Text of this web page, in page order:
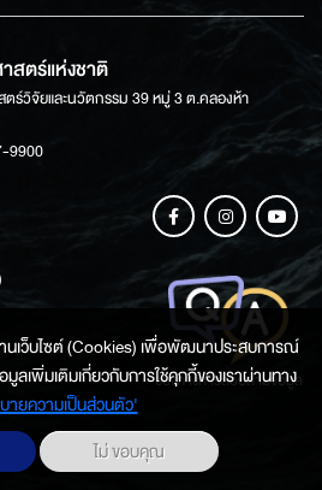
ตร์แห่งชาติ
ร์วิจัยและนวัตกรรม 39 หมู่ 3 ต.คลองห้า
9900
ช่องทางการสอบถามข้อมูล
านเว็บไซต์ (Cookies) เพื่อพัฒนาประสบการณ์
ลเพิ่มเติมเกี่ยวกับการใช้คุกกี้ของเราผ่านทาง
ายความเป็นส่วนตัว'
ไม่ ขอบคุณ